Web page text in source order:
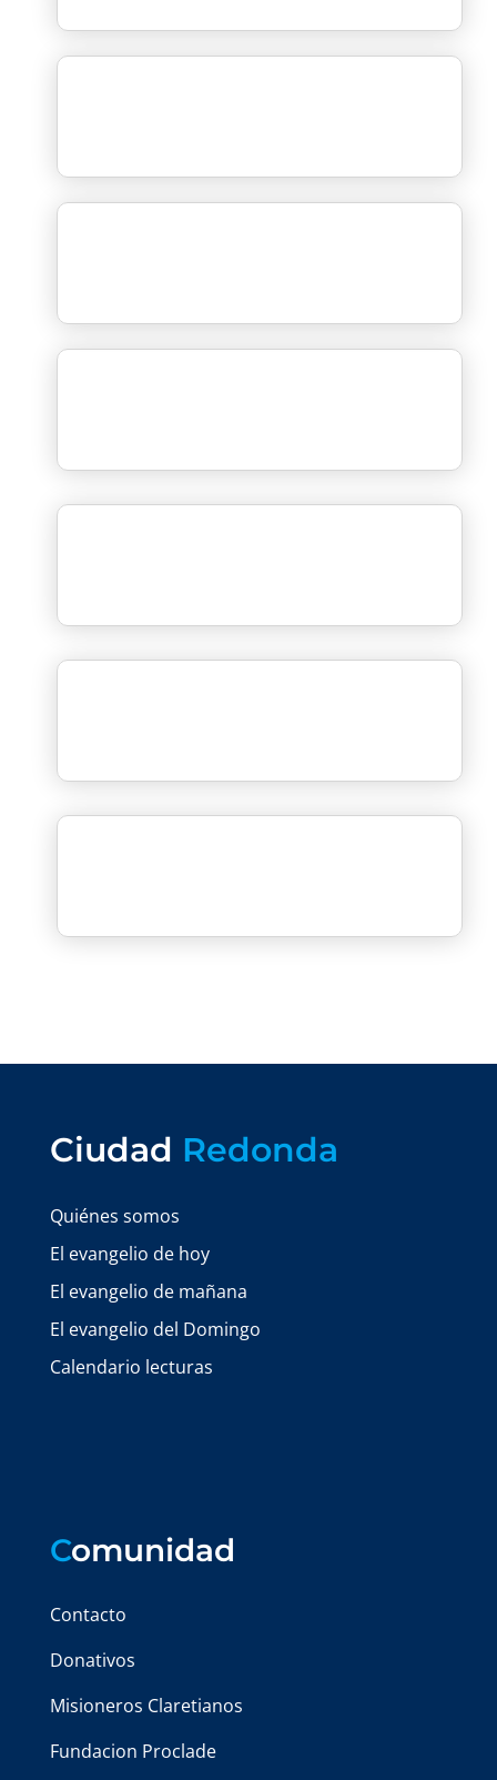
Ciudad Redonda
Quiénes somos
El evangelio de hoy
El evangelio de mañana
El evangelio del Domingo
Calendario lecturas
Comunidad
Contacto
Donativos
Misioneros Claretianos
Fundacion Proclade